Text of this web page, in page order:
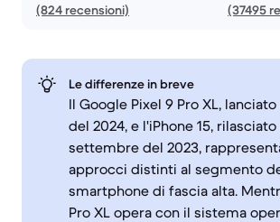
(824 recensioni)
(37495
Le differenze in breve
Il Google Pixel 9 Pro XL,
del 2024, e l'iPhone 15, rilasciato
settembre del 2023,
approcci distinti al segmento
smartphone di fascia alta.
Pro XL opera con il sistema